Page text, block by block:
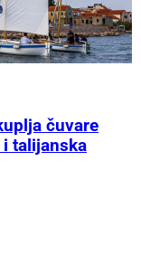
čuvare
talijanska